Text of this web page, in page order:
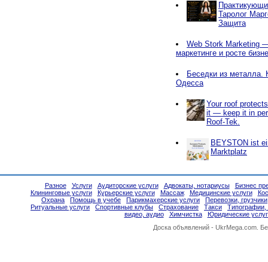
Таролог
Защита
Web Stork Marketing
маркетинге и росте
Беседки из металла.
Одесса
Your roof
it — keep it in
Roof-Tek.
BEYSTON ist
Marktplatz
Разное Услуги Аудиторские услуги Адвокаты, нотариусы
Бизнес
Клининговые услуги
Курьерские услуги Массаж Медицинские услуги
Охрана
Помощь в учебе Парикмахерские услуги
Перевозки, грузчики
Ритуальные услуги
Спортивные клубы Страхование Такси
Типографии,
видео, аудио
Химчистка
Юридические
Доска объявлений - UkrMega.com.